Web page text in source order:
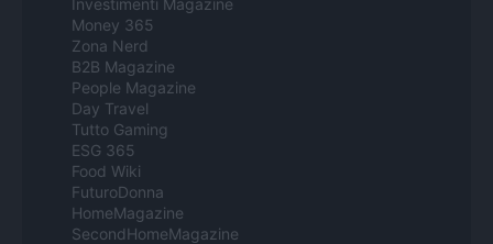
Money 365
Zona Nerd
B2B Magazine
People Magazine
Day Travel
Tutto Gaming
ESG 365
Food Wiki
FuturoDonna
HomeMagazine
SecondHomeMagazine